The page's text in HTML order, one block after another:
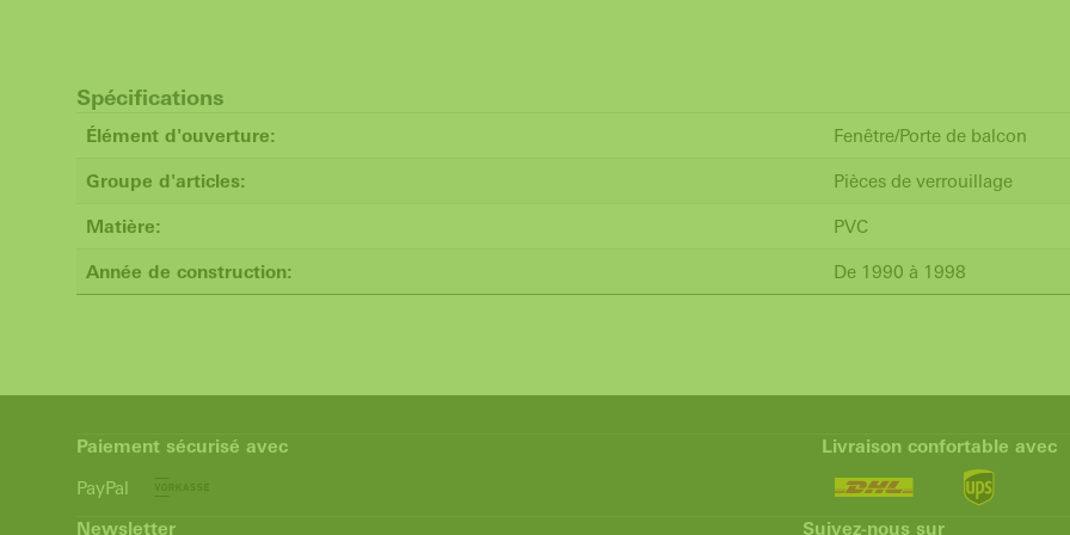
Spécifications
Élément d'ouverture: Fenêtre/Porte de balcon
Groupe d'articles: Pièces de verrouillage
Matière: PVC
Année de construction: De 1990 à 1998
Paiement sécurisé avec
PayPal
Livraison confortable avec
Newsletter Suivez-nous sur